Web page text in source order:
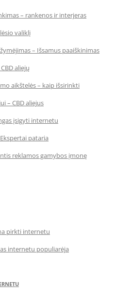
– rankenos ir interjeras
valiklį
– Išsamus paaiškinimas
aliejų
aikštelės – kaip išsirinkti
– CBD aliejus
įsigyti internetu
pataria
reklamos gamybos įmonę
pirkti internetu
internetu populiarėja